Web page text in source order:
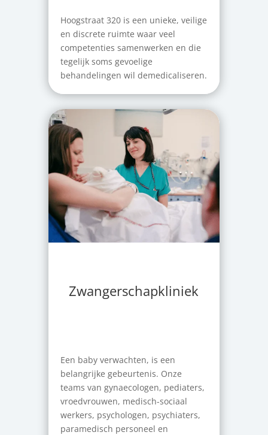
Hoogstraat 320 is een unieke, veilige
en discrete ruimte waar veel
competenties samenwerken en die
tegelijk soms gevoelige
behandelingen wil demedicaliseren.
Zwangerschapkliniek
Een baby verwachten, is een
belangrijke gebeurtenis. Onze
teams van gynaecologen, pediaters,
vroedvrouwen, medisch-sociaal
werkers, psychologen, psychiaters,
paramedisch personeel en